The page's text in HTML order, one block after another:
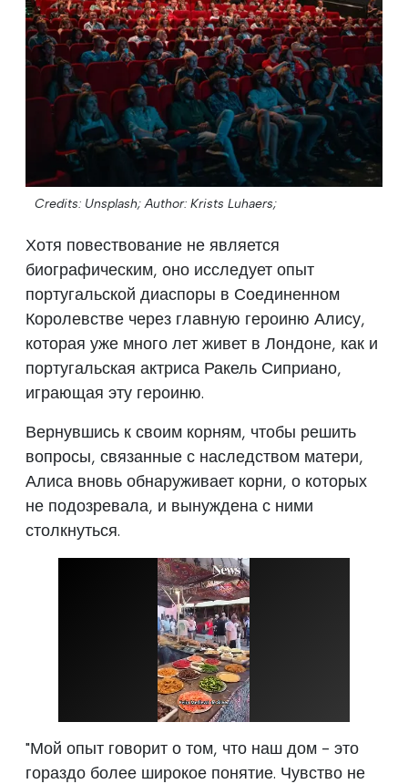
Credits: Unsplash; Author: Krists Luhaers;
Хотя повествование не является
биографическим, оно исследует опыт
португальской диаспоры в Соединенном
Королевстве через главную героиню Алису,
которая уже много лет живет в Лондоне, как и
португальская актриса Ракель Сиприано,
играющая эту героиню.
Вернувшись к своим корням, чтобы решить
вопросы, связанные с наследством матери,
Алиса вновь обнаруживает корни, о которых
не подозревала, и вынуждена с ними
столкнуться.
"Мой опыт говорит о том, что наш дом - это
гораздо более широкое понятие. Чувство не